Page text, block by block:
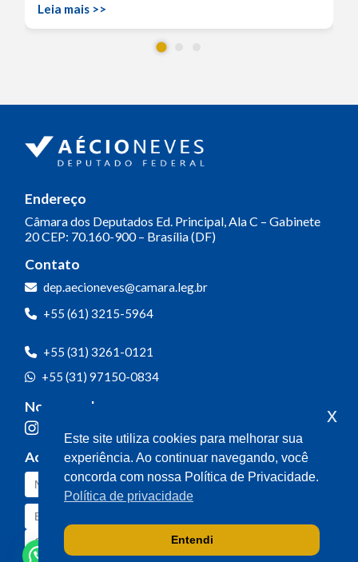
Leia mais >>
Endereço
Câmara dos Deputados Ed. Principal, Ala C – Gabinete
20CEP: 70.160-900 – Brasília (DF)
Contato
dep.aecioneves@camara.leg.br
+55 (61) 3215-5964
+55 (31) 3261-0121
+55 (31) 97150-0834
Nossas redes
Acompanhe o meu mandato
Este site utiliza cookies para melhorar sua
experiência. Ao continuar navegando, você
concorda com nossa Política de Privacidade.
Política de privacidade
Entendi
x